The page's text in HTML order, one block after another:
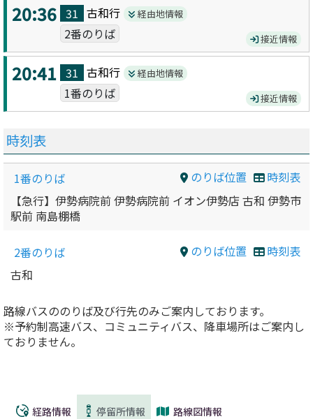
20:36 31 古和行 経由地情報
2番のりば 接近情報
20:41 31 古和行 経由地情報
1番のりば 接近情報
時刻表
のりば位置 時刻表
1番のりば
【急行】伊勢病院前 伊勢病院前 イオン伊勢店 古和 伊勢市
駅前 南島棚橋
のりば位置 時刻表
2番のりば
古和
路線バスののりば及び行先のみご案内しております。
※予約制高速バス、コミュニティバス、降車場所はご案内し
ておりません。
経路情報 停留所情報 路線図情報